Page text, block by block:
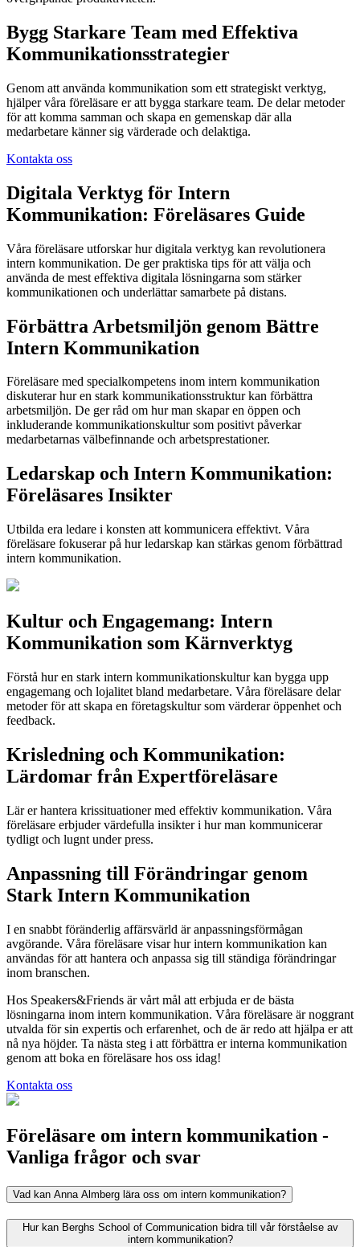
Bygg Starkare Team med Effektiva
Kommunikationsstrategier
Genom att använda kommunikation som ett strategiskt verktyg,
hjälper våra föreläsare er att bygga starkare team. De delar metoder
för att komma samman och skapa en gemenskap där alla
medarbetare känner sig värderade och delaktiga.
Kontakta oss
Digitala Verktyg för Intern
Kommunikation: Föreläsares Guide
Våra föreläsare utforskar hur digitala verktyg kan revolutionera
intern kommunikation. De ger praktiska tips för att välja och
använda de mest effektiva digitala lösningarna som stärker
kommunikationen och underlättar samarbete på distans.
Förbättra Arbetsmiljön genom Bättre
Intern Kommunikation
Föreläsare med specialkompetens inom intern kommunikation
diskuterar hur en stark kommunikationsstruktur kan förbättra
arbetsmiljön. De ger råd om hur man skapar en öppen och
inkluderande kommunikationskultur som positivt påverkar
medarbetarnas välbefinnande och arbetsprestationer.
Ledarskap och Intern Kommunikation:
Föreläsares Insikter
Utbilda era ledare i konsten att kommunicera effektivt. Våra
föreläsare fokuserar på hur ledarskap kan stärkas genom förbättrad
intern kommunikation.
Kultur och Engagemang: Intern
Kommunikation som Kärnverktyg
Förstå hur en stark intern kommunikationskultur kan bygga upp
engagemang och lojalitet bland medarbetare. Våra föreläsare delar
metoder för att skapa en företagskultur som värderar öppenhet och
feedback.
Krisledning och Kommunikation:
Lärdomar från Expertföreläsare
Lär er hantera krissituationer med effektiv kommunikation. Våra
föreläsare erbjuder värdefulla insikter i hur man kommunicerar
tydligt och lugnt under press.
Anpassning till Förändringar genom
Stark Intern Kommunikation
I en snabbt föränderlig affärsvärld är anpassningsförmågan
avgörande. Våra föreläsare visar hur intern kommunikation kan
användas för att hantera och anpassa sig till ständiga förändringar
inom branschen.
Hos Speakers&Friends är vårt mål att erbjuda er de bästa
lösningarna inom intern kommunikation. Våra föreläsare är noggrant
utvalda för sin expertis och erfarenhet, och de är redo att hjälpa er att
nå nya höjder. Ta nästa steg i att förbättra er interna kommunikation
genom att boka en föreläsare hos oss idag!
Kontakta oss
Föreläsare om intern kommunikation -
Vanliga frågor och svar
Vad kan Anna Almberg lära oss om intern kommunikation?
Hur kan Berghs School of Communication bidra till vår förståelse av
intern kommunikation?